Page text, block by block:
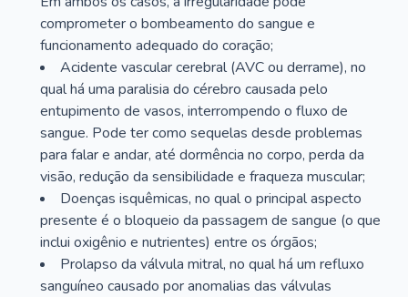
comprometer o bombeamento do sangue e
funcionamento adequado do coração;
Acidente vascular cerebral (AVC ou derrame), no
qual há uma paralisia do cérebro causada pelo
entupimento de vasos, interrompendo o fluxo de
sangue. Pode ter como sequelas desde problemas
para falar e andar, até dormência no corpo, perda da
visão, redução da sensibilidade e fraqueza muscular;
Doenças isquêmicas, no qual o principal aspecto
presente é o bloqueio da passagem de sangue (o que
inclui oxigênio e nutrientes) entre os órgãos;
Prolapso da válvula mitral, no qual há um refluxo
sanguíneo causado por anomalias das válvulas